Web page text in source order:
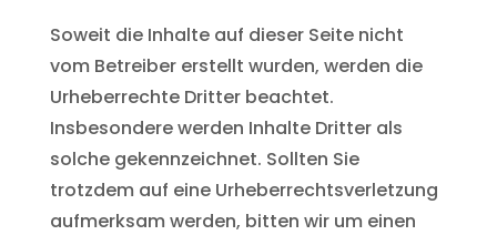
Soweit die Inhalte auf dieser Seite nicht
vom Betreiber erstellt wurden, werden die
Urheberrechte Dritter beachtet.
Insbesondere werden Inhalte Dritter als
solche gekennzeichnet. Sollten Sie
trotzdem auf eine Urheberrechtsverletzung
aufmerksam werden, bitten wir um einen